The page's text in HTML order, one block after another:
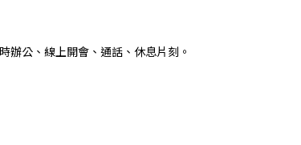
辦公、線上開會、通話、休息片刻。